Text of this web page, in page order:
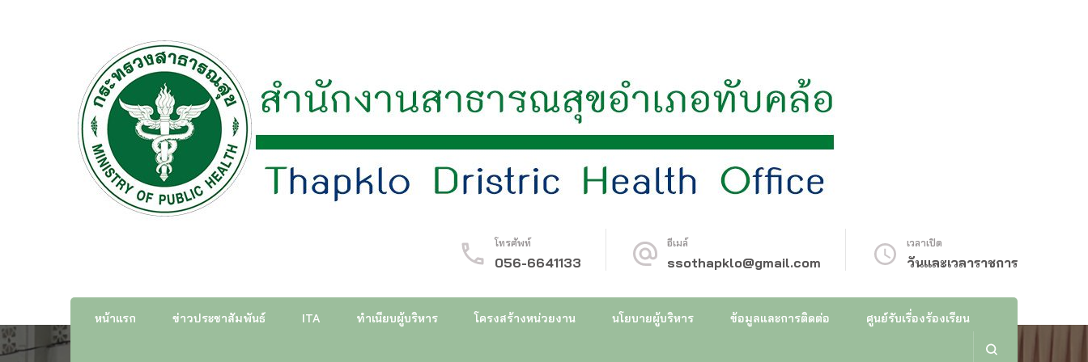
สำนักงานสาธารณสุขอำเภอทับคล้อ
โทรศัพท์
056-6641133
อีเมล์
ssothapklo@gmail.com
เวลาเปิด
วันและเวลาราชการ
หน้าแรก ข่าวประชาสัมพันธ์ ITA ทำเนียบผู้บริหาร โครงสร้างหน่วยงาน นโยบายผู้บริหาร ข้อมูลและการติดต่อ ศูนย์รับเรื่องร้องเรียน